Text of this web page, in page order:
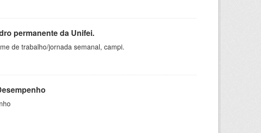
permanente da Unifei.
de trabalho/jornada semanal, campi.